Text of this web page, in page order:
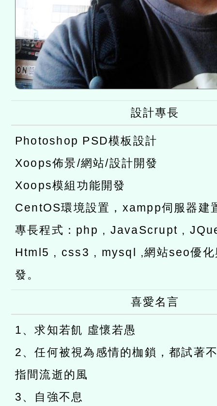
設計專長
Photoshop PSD模板設計
Xoops佈景/網站/設計開發
Xoops模組功能開發
CentOS環境設置，xampp伺服器建
專長程式：php , JavaScrupt ,
Html5 , css3 , mysql ,網站seo優化
發。
喜愛名言
1、求知若飢 虛懷若愚
2、任何被視為感情的枷鎖，都試著
指間流逝的風
3、自強不息